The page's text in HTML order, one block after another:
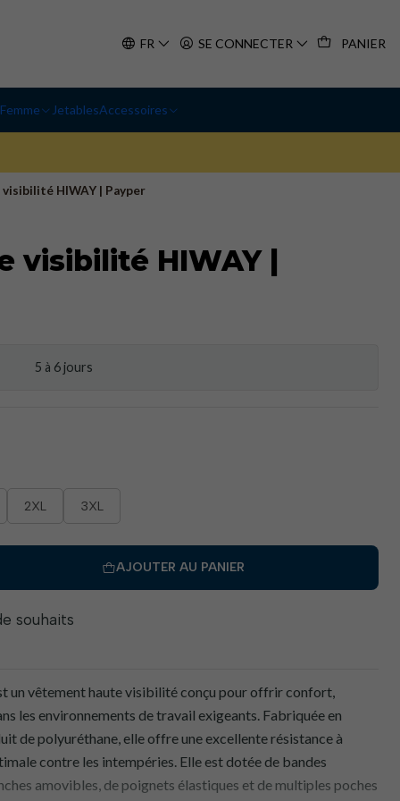
FR SE CONNECTER PANIER
Femme JetablesAccessoires
HIWAY | Payper
visibilité HIWAY |
5 à 6 jours
2XL 3XL
AJOUTER AU PANIER
souhaits
un vêtement haute visibilité conçu pour offrir confort,
les environnements de travail exigeants. Fabriquée en
de polyuréthane, elle offre une excellente résistance à
contre les intempéries. Elle est dotée de bandes
amovibles, de poignets élastiques et de multiples poches